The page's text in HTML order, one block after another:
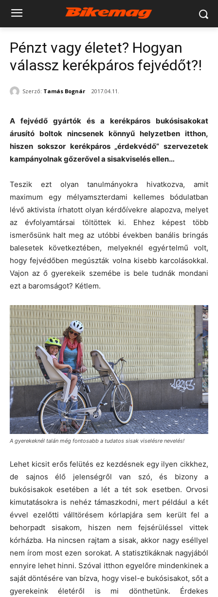
Pénzt vagy életet? Hogyan
válassz kerékpáros fejvédőt?!
Szerző: Tamás Bognár 2017.04.11.
A fejvédő gyártók és a kerékpáros bukósisakokat
árusító boltok nincsenek könnyű helyzetben itthon,
hiszen sokszor kerékpáros „érdekvédő” szervezetek
kampányolnak gőzerővel a sisakviselés ellen…
Teszik ezt olyan tanulmányokra hivatkozva, amit
maximum egy mélyamszterdami kellemes bódulatban
lévő aktivista írhatott olyan kérdőívekre alapozva, melyet
az évfolyamtársai töltöttek ki. Ehhez képest több
ismerősünk halt meg az utóbbi években banális bringás
balesetek következtében, melyeknél egyértelmű volt,
hogy fejvédőben megúszták volna kisebb karcolásokkal.
Vajon az ő gyerekeik szemébe is bele tudnák mondani
ezt a baromságot? Kétlem.
A gyerekeknél talán még fontosabb a tudatos sisak viselésre nevelés!
Lehet kicsit erős felütés ez kezdésnek egy ilyen cikkhez,
de sajnos élő jelenségről van szó, és bizony a
bukósisakok esetében a lét a tét sok esetben. Orvosi
kimutatásokra is nehéz támaszkodni, mert például a két
évvel ezelőtti válltörésem kórlapjára sem került fel a
behorpadt sisakom, hiszen nem fejsérüléssel vittek
kórházba. Ha nincsen rajtam a sisak, akkor nagy eséllyel
nem írom most ezen sorokat. A statisztikáknak nagyjából
ennyire lehet hinni. Szóval itthon egyelőre mindenkinek a
saját döntésére van bízva, hogy visel-e bukósisakot, sőt a
gyerekeink életéről is mi dönthetünk. Érdekes